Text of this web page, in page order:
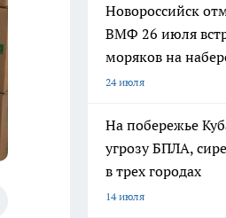
Новороссийск
ВМФ 26 июля
моряков на
24 июля
На побережье
угрозу БПЛА,
в трех городах
14 июля